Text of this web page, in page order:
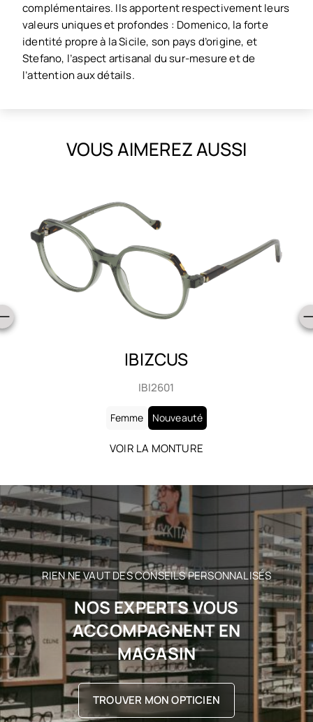
complémentaires. Ils apportent respectivement leurs
valeurs uniques et profondes : Domenico, la forte
identité propre à la Sicile, son pays d’origine, et
Stefano, l’aspect artisanal du sur-mesure et de
l’attention aux détails.
VOUS AIMEREZ AUSSI
IBIZCUS
IBI2602
Femme Nouveauté
VOIR LA MONTURE
RIEN NE VAUT DES CONSEILS PERSONNALISÉS
NOS EXPERTS VOUS
ACCOMPAGNENT EN
MAGASIN
TROUVER MON OPTICIEN